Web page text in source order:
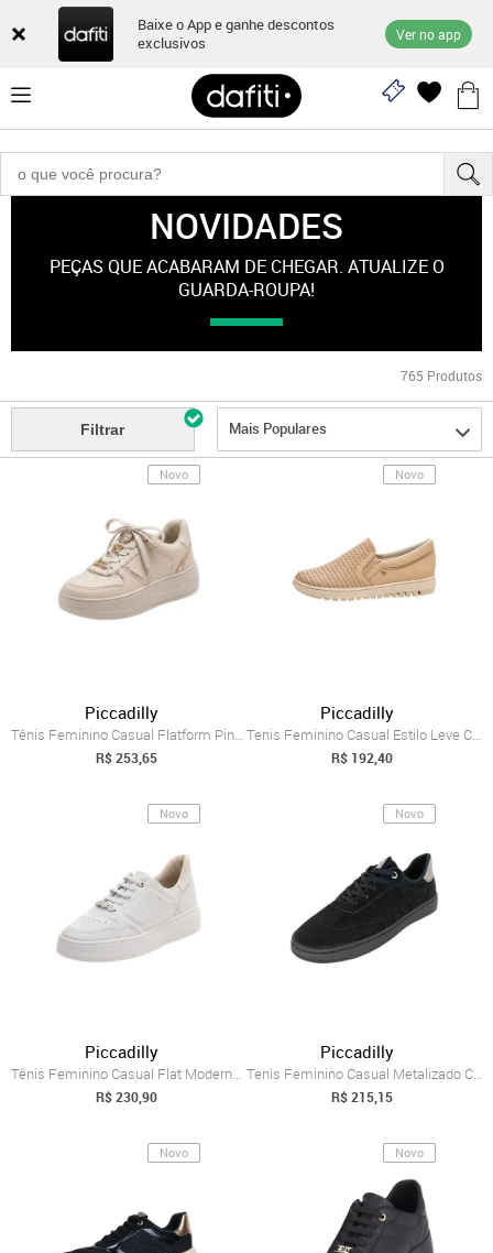
Baixe o App e ganhe descontos
exclusivos
Ver no app
NOVIDADES
PEÇAS QUE ACABARAM DE CHEGAR. ATUALIZE O
GUARDA-ROUPA!
765 Produtos
Filtrar Mais Populares
Novo
Piccadilly
Tênis Feminino Casual Flatform Pins Cada...
R$ 253,65
Novo
Piccadilly
Tenis Feminino Casual Estilo Leve Confor...
R$ 192,40
Novo
Piccadilly
Tênis Feminino Casual Flat Moderno Confo...
R$ 230,90
Novo
Piccadilly
Tenis Feminino Casual Metalizado Confort...
R$ 215,15
Novo Novo